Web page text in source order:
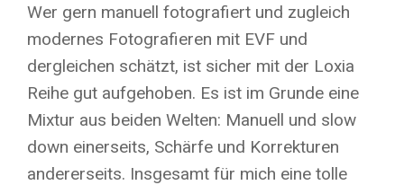
Wer gern manuell fotografiert und zugleich
modernes Fotografieren mit EVF und
dergleichen schätzt, ist sicher mit der Loxia
Reihe gut aufgehoben. Es ist im Grunde eine
Mixtur aus beiden Welten: Manuell und slow
down einerseits, Schärfe und Korrekturen
andererseits. Insgesamt für mich eine tolle